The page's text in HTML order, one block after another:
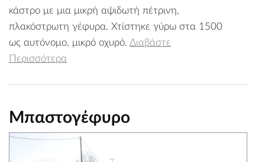
κάστρο με μια μικρή αψιδωτή πέτρινη,
πλακόστρωτη γέφυρα. Χτίστηκε γύρω στα 1500
ως αυτόνομο, μικρό οχυρό. Διαβάστε
Περισσότερα
Μπαστογέφυρο